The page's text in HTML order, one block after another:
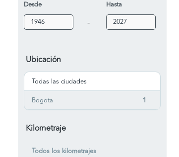
Desde
-
Hasta
Ubicación
Todas las ciudades
Bogota
1
Kilometraje
Todos los kilometrajes